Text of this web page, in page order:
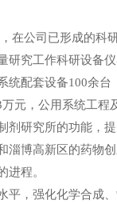
在公司已形成的
研究工作科研设备
配套设备100余
元，公用系统工程
剂研究所的功能，
博高新区的药物
进程。
平，强化化学合成